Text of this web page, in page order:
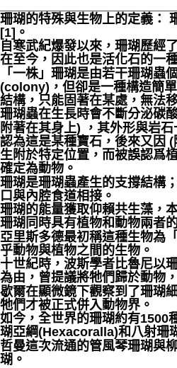
珊瑚的特殊與生物上的定義：
[1]。
自寒武紀爆發以來，珊瑚歷經
在至今，因此也是活化石的一
「一株」珊瑚是由若干珊瑚蟲
(colony)，但卻是一種構造簡
結構，只能固著在某處，無法
珊瑚蟲在生長時會不斷分泌碳
附著在其身上) ，其外形與岩
認為這是某種寶石，後來又因
生附於特定位置，而被誤認爲
確定為動物。
珊瑚是珊瑚蟲產生的支撐結構
口與內腔食道相接。
珊瑚的能量獲取仰賴共生藻，
珊瑚同時具有植物和動物兩者
亞里斯多德最初稱這種生物為
乎動物與植物之間的生物。
十世紀時，波斯學者比魯尼以
為由，曾提議將牠們歸於動物
歇爾在顯微鏡下觀察到了珊瑚
牠們才被正式併入動物界。
如今，全世界的珊瑚約有1500
瑚亞綱(Hexacoralla)和八射珊
哲曼這次流通的管風琴珊瑚與
瑚。